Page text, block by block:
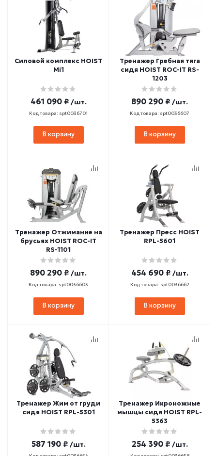
Силовой комплекс HOIST
Mi1
461 090 ₽ /шт.
Код товара: spt0036701
В корзину
Тренажер Гребная тяга
сидя HOIST ROC-IT RS-
1203
890 290 ₽ /шт.
Код товара: spt0036607
В корзину
Тренажер Отжимание на
брусьях HOIST ROC-IT
RS-1101
890 290 ₽ /шт.
Код товара: spt0036603
В корзину
Тренажер Пресс HOIST
RPL-5601
454 690 ₽ /шт.
Код товара: spt0036662
В корзину
Тренажер Жим от груди
сидя HOIST RPL-5301
587 190 ₽ /шт.
Тренажер Икроножные
мышцы сидя HOIST RPL-
5363
254 390 ₽ /шт.